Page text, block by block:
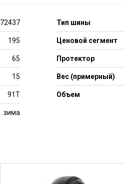
72437
195
65
15
91T
зима
Тип шины
Ценовой сегмент
Протектор
Вес (примерный)
Объем